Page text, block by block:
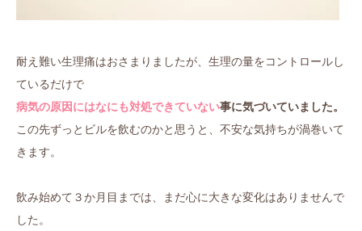
耐え難い生理痛はおさまりましたが、生理の量をコントロールし
ているだけで
病気の原因にはなにも対処できていない事に気づいていました。
この先ずっとビルを飲むのかと思うと、不安な気持ちが渦巻いて
きます。
飲み始めて３か月目までは、まだ心に大きな変化はありませんで
した。